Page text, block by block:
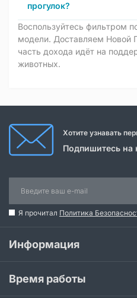
прогулок?
Воспользуйтесь фильтром
модели. Доставляем Новой
часть дохода идёт на
животных.
Хотите узнавать
Подпишитесь на
Я прочитал Политика
Информация
Время работы